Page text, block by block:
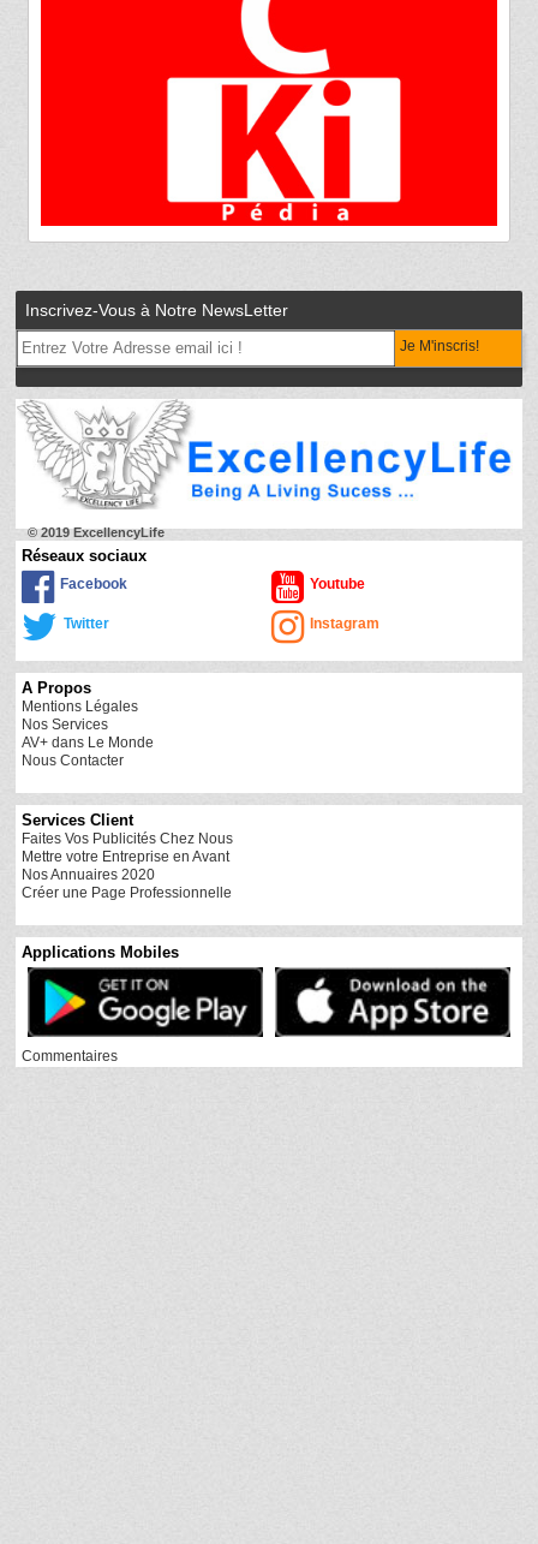
Inscrivez-Vous à Notre NewsLetter
Je M'inscris!
© 2019 ExcellencyLife
Réseaux sociaux
Facebook Youtube
Twitter Instagram
A Propos
Mentions Légales
Nos Services
AV+ dans Le Monde
Nous Contacter
Services Client
Faites Vos Publicités Chez Nous
Mettre votre Entreprise en Avant
Nos Annuaires 2020
Créer une Page Professionnelle
Applications Mobiles
Commentaires